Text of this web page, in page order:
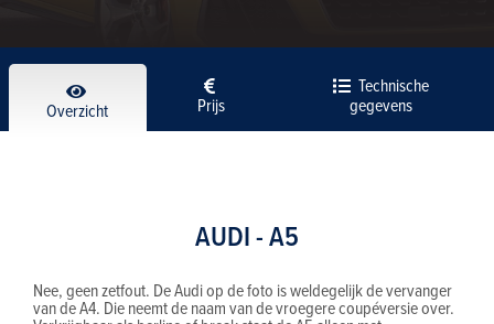
Overzicht Prijs
Technische
gegevens
AUDI - A5
Nee, geen zetfout. De Audi op de foto is weldegelijk de vervanger
van de A4. Die neemt de naam van de vroegere coupéversie over.